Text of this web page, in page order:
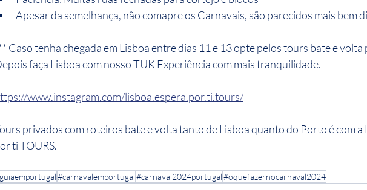
Apesar da semelhança, não comapre os Carnavais, são parecidos mais bem
Caso tenha chegada em Lisboa entre dias 11 e 13 opte pelos tours bate e volta
faça Lisboa com nosso TUK Experiência com mais tranquilidade.
www.instagram.com/lisboa.espera.por.ti.tours/
privados com roteiros bate e volta tanto de Lisboa quanto do Porto é com a
ti TOURS.
#carnavalemportugal#carnaval2024portugal#oquefazernocarnaval2024